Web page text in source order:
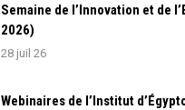
Semaine de l’Innovation et de
2026)
28 juil 26
Webinaires de l’Institut